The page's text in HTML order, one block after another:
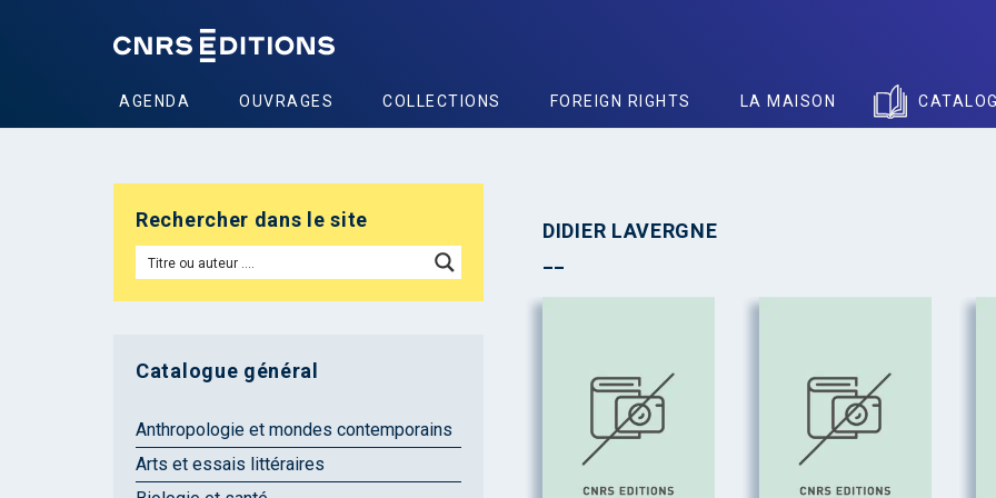
AGENDA OUVRAGES COLLECTIONS FOREIGN RIGHTS LA MAISON
DIDIER LAVERGNE
Rechercher dans le site
Catalogue général
Anthropologie et mondes contemporains
Arts et essais littéraires